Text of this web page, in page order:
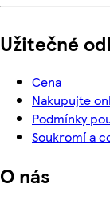
Užitečné
Cena
Nakupujte
Podmínky
Soukromí a
O nás